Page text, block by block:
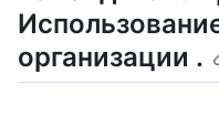
организации .